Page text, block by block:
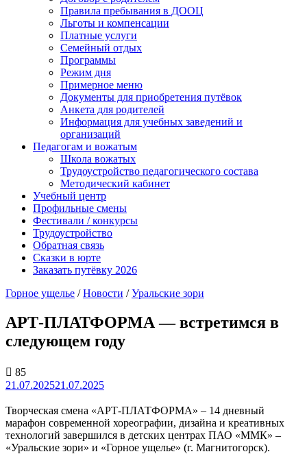
Правила пребывания в ДООЦ
Льготы и компенсации
Платные услуги
Семейный отдых
Программы
Режим дня
Примерное меню
Документы для приобретения путёвок
Анкета для родителей
Информация для учебных заведений и
организаций
Педагогам и вожатым
Школа вожатых
Трудоустройство педагогического состава
Методический кабинет
Учебный центр
Профильные смены
Фестивали / конкурсы
Трудоустройство
Обратная связь
Сказки в юрте
Заказать путёвку 2026
Горное ущелье /Новости /Уральские зори
АРТ-ПЛАТФОРМА — встретимся в
следующем году
85
21.07.202521.07.2025
Творческая смена «АРТ-ПЛАТФОРМА» – 14 дневный
марафон современной хореографии, дизайна и креативных
технологий завершился в детских центрах ПАО «ММК» –
«Уральские зори» и «Горное ущелье» (г. Магнитогорск).